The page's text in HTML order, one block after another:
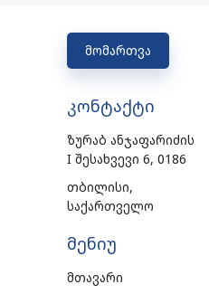
მომართვა
კონტაქტი
ზურაბ ანჯაფარიძის
I შესახვევი 6, 0186
თბილისი,
საქართველო
მენიუ
მთავარი